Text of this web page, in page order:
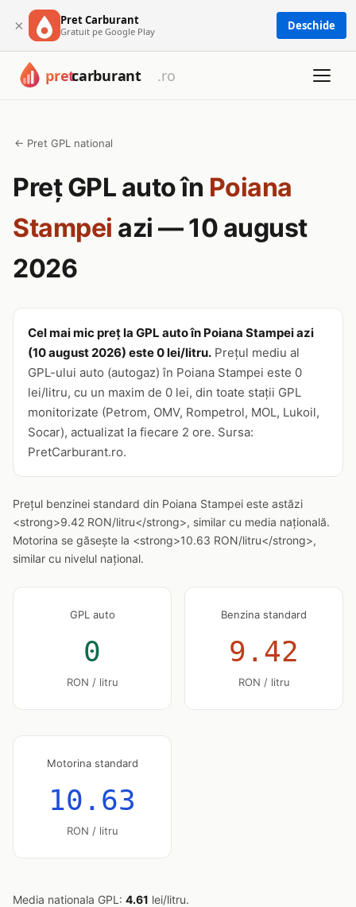
× Pret Carburant
Gratuit pe Google Play Deschide
← Pret GPL national
Preț GPL auto în Poiana
Stampei azi — 10 august
2026
Cel mai mic preț la GPL auto în Poiana Stampei azi
(10 august 2026) este 0 lei/litru. Prețul mediu al
GPL-ului auto (autogaz) în Poiana Stampei este 0
lei/litru, cu un maxim de 0 lei, din toate stații GPL
monitorizate (Petrom, OMV, Rompetrol, MOL, Lukoil,
Socar), actualizat la fiecare 2 ore. Sursa:
PretCarburant.ro.
Prețul benzinei standard din Poiana Stampei este astăzi
<strong>9.42 RON/litru</strong>, similar cu media națională.
Motorina se găsește la <strong>10.63 RON/litru</strong>,
similar cu nivelul național.
GPL auto
0
RON / litru
Benzina standard
9.42
RON / litru
Motorina standard
10.63
RON / litru
Media nationala GPL: 4.61 lei/litru.